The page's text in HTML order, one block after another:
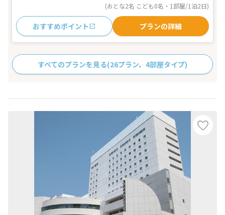
(おとな2名 こども0名・1部屋/1泊2日)
おすすめポイント プランの詳細
すべてのプランを見る(26プラン、4部屋タイプ)